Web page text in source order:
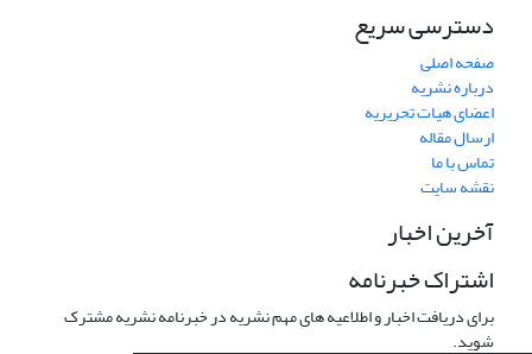
دسترسی سریع
صفحه اصلی
درباره نشریه
اعضای هیات تحریریه
ارسال مقاله
تماس با ما
نقشه سایت
آخرین اخبار
اشتراک خبرنامه
برای دریافت اخبار و اطلاعیه های مهم نشریه در خبرنامه نشریه مشترک
شوید.